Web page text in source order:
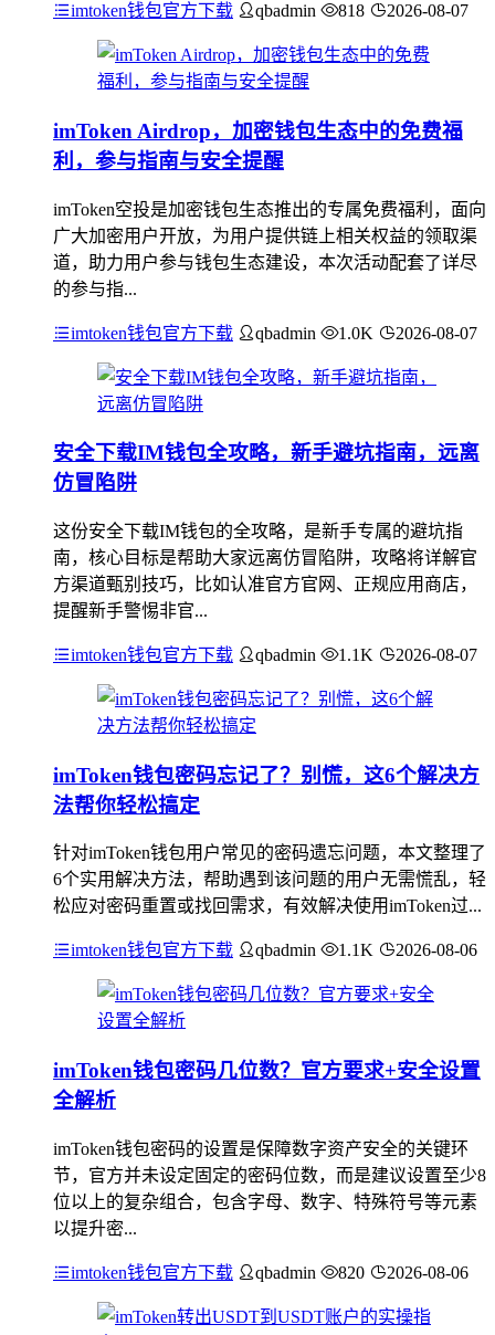
imtoken钱包官方下载 qbadmin 818 2026-08-07
imToken Airdrop，加密钱包生态中的免费福
利，参与指南与安全提醒
imToken空投是加密钱包生态推出的专属免费福利，面向
广大加密用户开放，为用户提供链上相关权益的领取渠
道，助力用户参与钱包生态建设，本次活动配套了详尽
的参与指...
imtoken钱包官方下载 qbadmin 1.0K 2026-08-07
安全下载IM钱包全攻略，新手避坑指南，远离
仿冒陷阱
这份安全下载IM钱包的全攻略，是新手专属的避坑指
南，核心目标是帮助大家远离仿冒陷阱，攻略将详解官
方渠道甄别技巧，比如认准官方官网、正规应用商店，
提醒新手警惕非官...
imtoken钱包官方下载 qbadmin 1.1K 2026-08-07
imToken钱包密码忘记了？别慌，这6个解决方
法帮你轻松搞定
针对imToken钱包用户常见的密码遗忘问题，本文整理了
6个实用解决方法，帮助遇到该问题的用户无需慌乱，轻
松应对密码重置或找回需求，有效解决使用imToken过...
imtoken钱包官方下载 qbadmin 1.1K 2026-08-06
imToken钱包密码几位数？官方要求+安全设置
全解析
imToken钱包密码的设置是保障数字资产安全的关键环
节，官方并未设定固定的密码位数，而是建议设置至少8
位以上的复杂组合，包含字母、数字、特殊符号等元素
以提升密...
imtoken钱包官方下载 qbadmin 820 2026-08-06